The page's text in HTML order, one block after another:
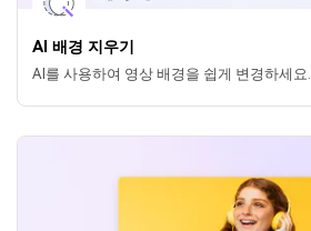
AI 배경 지우기
AI를 사용하여 영상 배경을 쉽게 변경하세요.